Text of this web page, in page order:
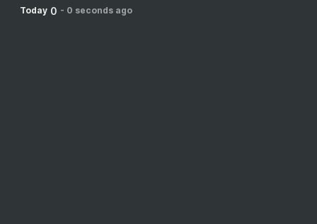
Today 0 - 0 seconds ago